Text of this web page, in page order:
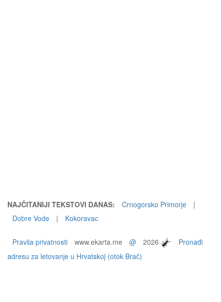
NAJČITANIJI TEKSTOVI DANAS: Crnogorsko Primorje
|
Dobre Vode
| Kokoravac
Pravila privatnosti www.ekarta.me @ 2026
Pronađi
adresu za letovanje u Hrvatskoj (otok Brač)